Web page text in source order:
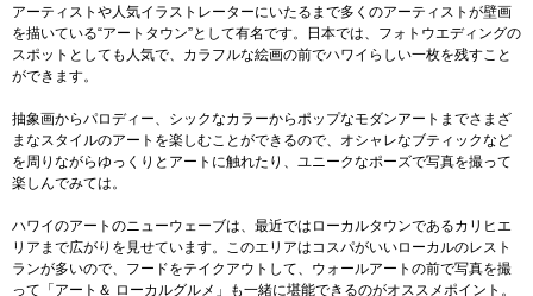
アーティストや人気イラストレーターにいたるまで多くのアーティストが壁画
を描いている“アートタウン”として有名です。日本では、フォトウエディングの
スポットとしても人気で、カラフルな絵画の前でハワイらしい一枚を残すこと
ができます。
抽象画からパロディー、シックなカラーからポップなモダンアートまでさまざ
まなスタイルのアートを楽しむことができるので、オシャレなブティックなど
を周りながらゆっくりとアートに触れたり、ユニークなポーズで写真を撮って
楽しんでみては。
ハワイのアートのニューウェーブは、最近ではローカルタウンであるカリヒエ
リアまで広がりを見せています。このエリアはコスパがいいローカルのレスト
ランが多いので、フードをテイクアウトして、ウォールアートの前で写真を撮
って「アート＆ ローカルグルメ」も一緒に堪能できるのがオススメポイント。